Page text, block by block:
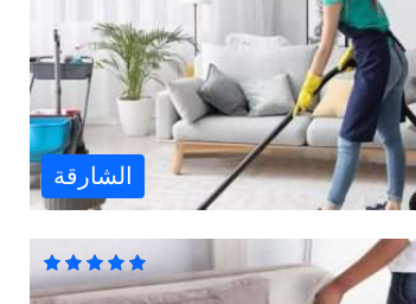
الشارقة